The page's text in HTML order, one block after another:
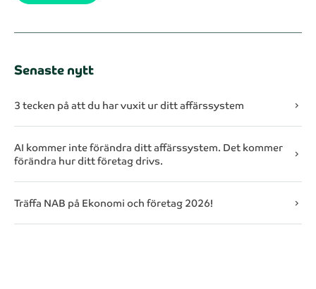
Senaste nytt
3 tecken på att du har vuxit ur ditt affärssystem chevron_right
AI kommer inte förändra ditt affärssystem. Det kommer
förändra hur ditt företag drivs. chevron_right
Träffa NAB på Ekonomi och företag 2026! chevron_right